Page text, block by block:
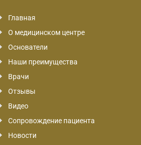
Главная
О медицинском центре
Основатели
Наши преимущества
Врачи
Отзывы
Видео
Сопровождение пациента
Новости